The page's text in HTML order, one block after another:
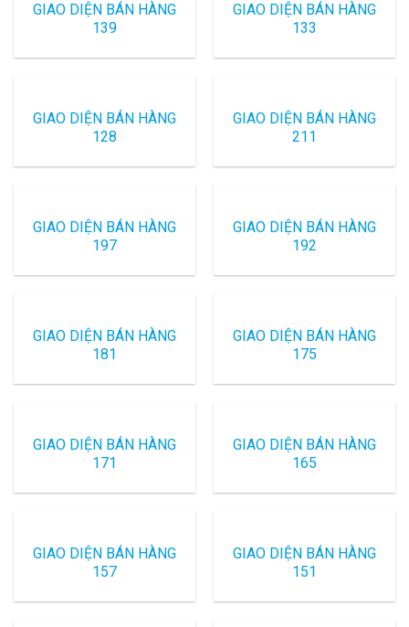
GIAO DIỆN BÁN HÀNG
139
GIAO DIỆN BÁN HÀNG
133
GIAO DIỆN BÁN HÀNG
128
GIAO DIỆN BÁN HÀNG
211
GIAO DIỆN BÁN HÀNG
197
GIAO DIỆN BÁN HÀNG
192
GIAO DIỆN BÁN HÀNG
181
GIAO DIỆN BÁN HÀNG
175
GIAO DIỆN BÁN HÀNG
171
GIAO DIỆN BÁN HÀNG
165
GIAO DIỆN BÁN HÀNG
157
GIAO DIỆN BÁN HÀNG
151